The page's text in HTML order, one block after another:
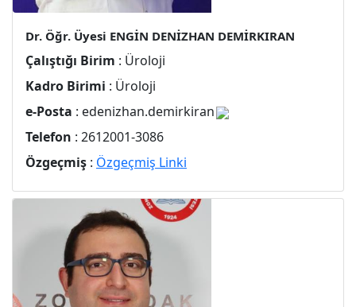
Dr. Öğr. Üyesi ENGİN DENİZHAN DEMİRKIRAN
Çalıştığı Birim : Üroloji
Kadro Birimi : Üroloji
e-Posta : edenizhan.demirkiran
Telefon : 2612001-3086
Özgeçmiş : Özgeçmiş Linki